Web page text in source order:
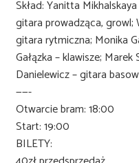
Skład: Yanitta
gitara prowadząca, growl;
gitara rytmiczna; Monika
Gałązka – klawisze; Marek
Danielewicz – gitara
——-
Otwarcie bram: 18:00
Start: 19:00
BILETY: